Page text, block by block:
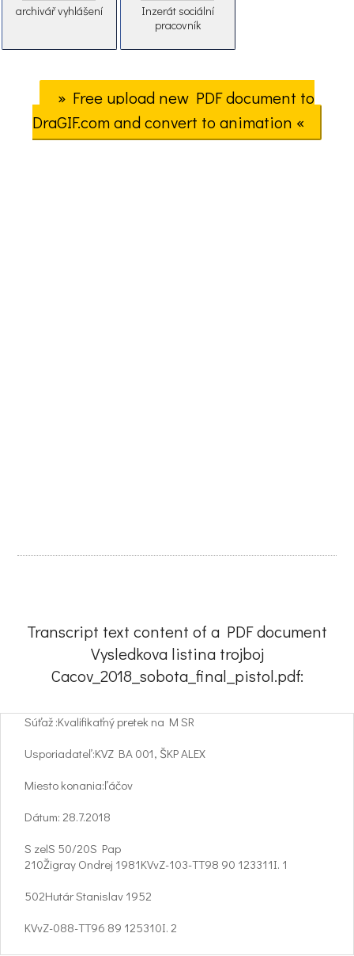
archivář vyhlášení
Inzerát sociální
pracovník
» Free upload new PDF document to
DraGIF.com and convert to animation «
Transcript text content of a PDF document
Vysledkova listina trojboj
Cacov_2018_sobota_final_pistol.pdf:
Súťaž :Kvalifikaťný pretek na M SR
Usporiadateľ:KVZ BA 001, ŠKP ALEX
Miesto konania:ľáčov
Dátum: 28.7.2018
S zelS 50/20S Pap
210Žigray Ondrej 1981KVvZ-103-TT98 90 123311I. 1
502Hutár Stanislav 1952
KVvZ-088-TT96 89 125310I. 2